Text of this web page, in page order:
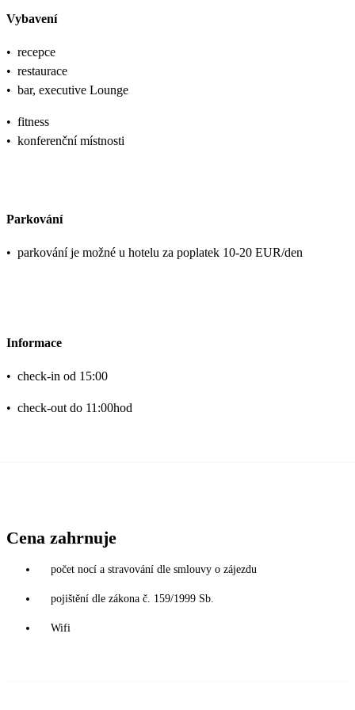
Vybavení
• recepce
• restaurace
• bar, executive Lounge
• fitness
• konferenční místnosti
Parkování
• parkování je možné u hotelu za poplatek 10-20 EUR/den
Informace
• check-in od 15:00
• check-out do 11:00hod
Cena zahrnuje
počet nocí a stravování dle smlouvy o zájezdu
pojištění dle zákona č. 159/1999 Sb.
Wifi